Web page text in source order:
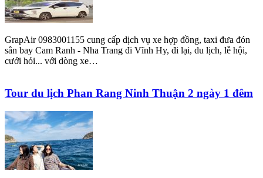
Tin tức nổi bật
GrapAir 0983001155 cung cấp dịch vụ xe hợp đồng, taxi đưa đón
sân bay Cam Ranh - Nha Trang đi Vĩnh Hy, đi lại, du lịch, lễ hội,
cưới hỏi... với dòng xe…
Tour du lịch Phan Rang Ninh Thuận 2 ngày 1 đêm